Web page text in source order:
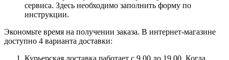
сервиса. Здесь необходимо заполнить форму по
инструкции.
Экономьте время на получении заказа. В интернет-магазине
доступно 4 варианта доставки:
Курьерская доставка работает с 9.00 до 19.00. Когда